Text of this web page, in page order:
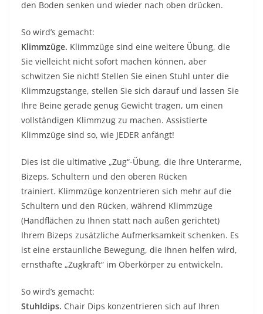
den Boden senken und wieder nach oben drücken.
So wird’s gemacht:
Klimmzüge. Klimmzüge sind eine weitere Übung, die
Sie vielleicht nicht sofort machen können, aber
schwitzen Sie nicht! Stellen Sie einen Stuhl unter die
Klimmzugstange, stellen Sie sich darauf und lassen Sie
Ihre Beine gerade genug Gewicht tragen, um einen
vollständigen Klimmzug zu machen. Assistierte
Klimmzüge sind so, wie JEDER anfängt!
Dies ist die ultimative „Zug“-Übung, die Ihre Unterarme,
Bizeps, Schultern und den oberen Rücken
trainiert. Klimmzüge konzentrieren sich mehr auf die
Schultern und den Rücken, während Klimmzüge
(Handflächen zu Ihnen statt nach außen gerichtet)
Ihrem Bizeps zusätzliche Aufmerksamkeit schenken. Es
ist eine erstaunliche Bewegung, die Ihnen helfen wird,
ernsthafte „Zugkraft“ im Oberkörper zu entwickeln.
So wird’s gemacht:
Stuhldips. Chair Dips konzentrieren sich auf Ihren